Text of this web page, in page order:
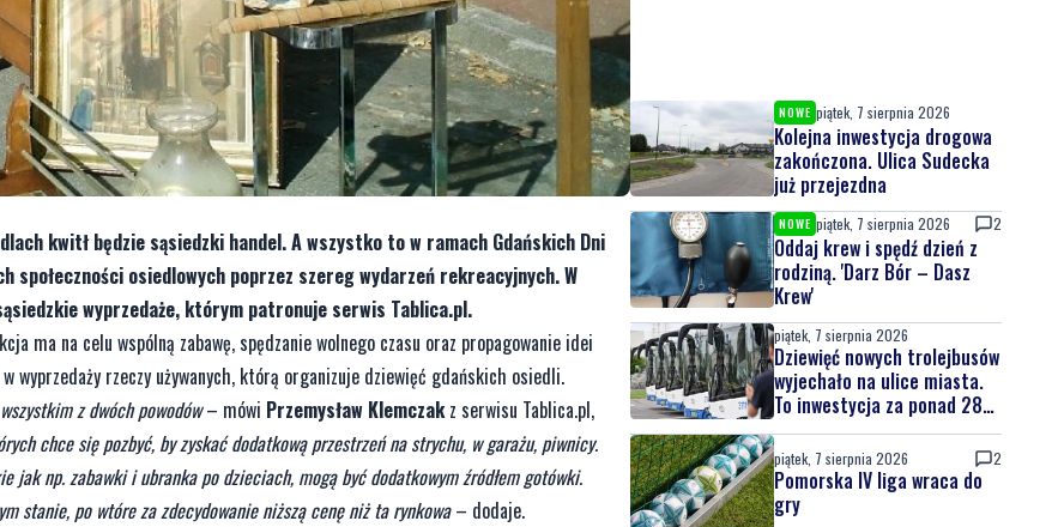
kwitł będzie sąsiedzki handel. A wszystko to w ramach Gdańskich Dni
osiedlowych poprzez szereg wydarzeń rekreacyjnych. W
wyprzedaże, którym patronuje serwis Tablica.pl.
ma na celu wspólną zabawę, spędzanie wolnego czasu oraz propagowanie idei
wyprzedaży rzeczy używanych, którą organizuje dziewięć gdańskich osiedli.
z dwóch powodów– mówi Przemysław Klemczakz serwisu Tablica.pl,
chce się pozbyć, by zyskać dodatkową przestrzeń na strychu, w garażu, piwnicy.
np. zabawki i ubranka po dzieciach, mogą być dodatkowym źródłem gotówki.
stanie, po wtóre za zdecydowanie niższą cenę niż ta rynkowa– dodaje.
NOWE piątek, 7 sierpnia 2026
Kolejna inwestycja drogowa
zakończona. Ulica Sudecka
już przejezdna
NOWE piątek, 7 sierpnia 2026 2
Oddaj krew i spędź dzień z
rodziną. 'Darz Bór – Dasz
Krew'
piątek, 7 sierpnia 2026
Dziewięć nowych trolejbusów
wyjechało na ulice miasta.
To inwestycja za ponad 28
mln zł
piątek, 7 sierpnia 2026 2
Pomorska IV liga wraca do
gry